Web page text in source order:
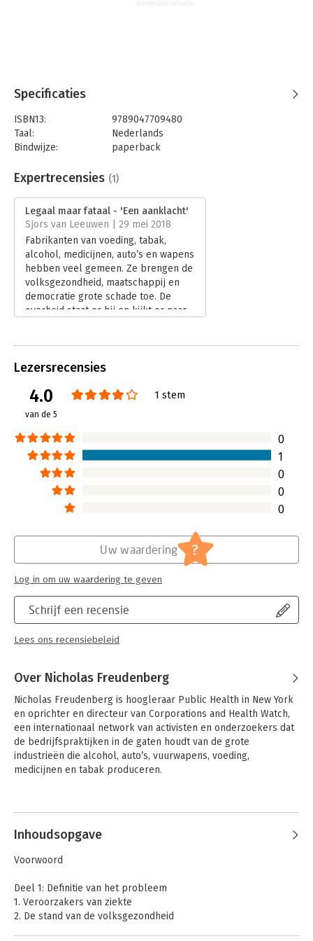
winstmaximalisatie
Specificaties
ISBN13:
9789047709480
Taal:
Nederlands
Bindwijze:
paperback
Uitgever:
Lemniscaat
Verschijningsdatum:
Hoofdrubriek:
Mens en maatschappij
Jongbloed:
Gezondheidsrecht
Expertrecensies (1)
Legaal maar fataal - 'Een aanklacht'
Sjors van Leeuwen | 29 mei 2018
Fabrikanten van voeding, tabak,
alcohol, medicijnen, auto’s en wapens
hebben veel gemeen. Ze brengen de
volksgezondheid, maatschappij en
democratie grote schade toe. De
overheid staat er bij en kijkt er naar.
Lees verder
Lezersrecensies
4.0
van de 5
1 stem
0
1
0
0
0
Schrijf een recensie
Lees ons recensiebeleid
Uw waardering ?
Log in om uw waardering te geven
Over Nicholas Freudenberg
Nicholas Freudenberg is hoogleraar Public Health in New York
en oprichter en directeur van Corporations and Health Watch,
een internationaal network van activisten en onderzoekers dat
de bedrijfspraktijken in de gaten houdt van de grote
industrieën die alcohol, auto’s, vuurwapens, voeding,
medicijnen en tabak produceren.
Inhoudsopgave
Voorwoord
Deel 1: Definitie van het probleem
1. Veroorzakers van ziekte
2. De stand van de volksgezondheid